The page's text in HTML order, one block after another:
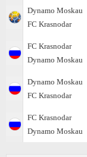
Dynamo Moskau
FC Krasnodar
FC Krasnodar
Dynamo Moskau
Dynamo Moskau
FC Krasnodar
FC Krasnodar
Dynamo Moskau